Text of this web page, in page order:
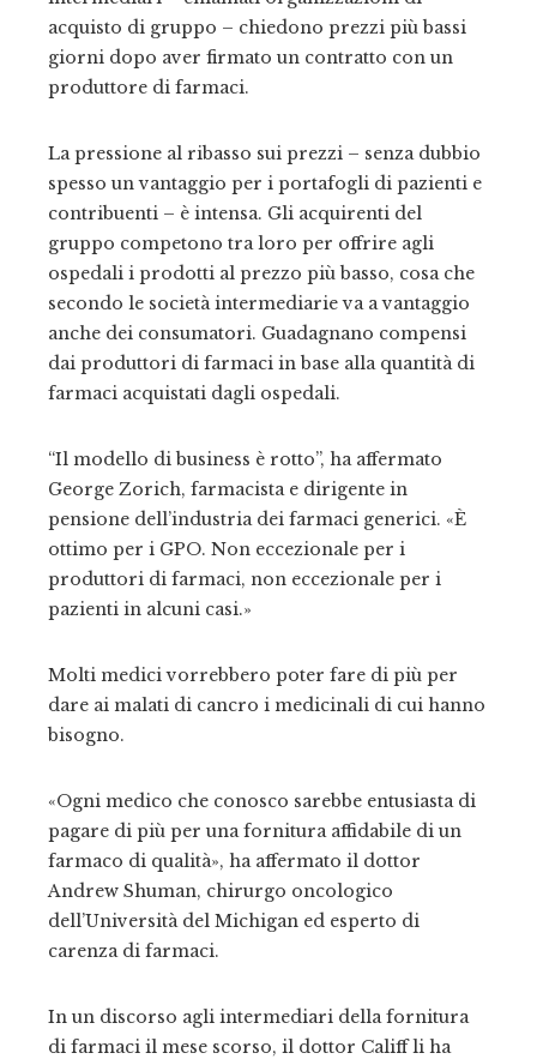
acquisto di gruppo – chiedono prezzi più bassi
giorni dopo aver firmato un contratto con un
produttore di farmaci.
La pressione al ribasso sui prezzi – senza dubbio
spesso un vantaggio per i portafogli di pazienti e
contribuenti – è intensa. Gli acquirenti del
gruppo competono tra loro per offrire agli
ospedali i prodotti al prezzo più basso, cosa che
secondo le società intermediarie va a vantaggio
anche dei consumatori. Guadagnano compensi
dai produttori di farmaci in base alla quantità di
farmaci acquistati dagli ospedali.
“Il modello di business è rotto”, ha affermato
George Zorich, farmacista e dirigente in
pensione dell’industria dei farmaci generici. «È
ottimo per i GPO. Non eccezionale per i
produttori di farmaci, non eccezionale per i
pazienti in alcuni casi.»
Molti medici vorrebbero poter fare di più per
dare ai malati di cancro i medicinali di cui hanno
bisogno.
«Ogni medico che conosco sarebbe entusiasta di
pagare di più per una fornitura affidabile di un
farmaco di qualità», ha affermato il dottor
Andrew Shuman, chirurgo oncologico
dell’Università del Michigan ed esperto di
carenza di farmaci.
In un discorso agli intermediari della fornitura
di farmaci il mese scorso, il dottor Califf li ha